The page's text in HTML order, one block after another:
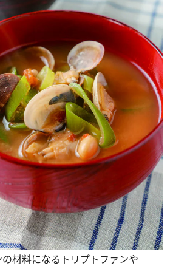
材料になるトリプトファンや